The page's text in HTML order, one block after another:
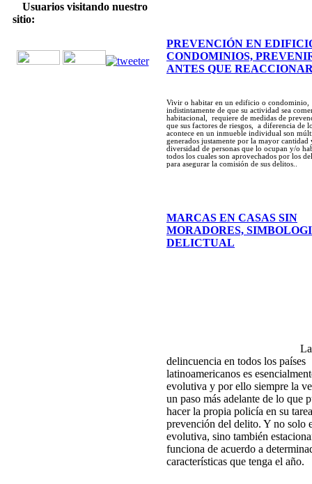
Usuarios visitando nuestro
sitio:
PREVENCIÓN EN
CONDOMINIOS,
ANTES QUE
Vivir o habitar en un edificio o condominio,
indistintamente de que su actividad sea
habitacional, requiere de medidas de
que sus factores de riesgos, a diferencia de
acontece en un inmueble individual son
generados justamente por la mayor cantidad
diversidad de personas que lo ocupan y/o
todos los cuales son aprovechados por los
para asegurar la comisión de sus delitos..
MARCAS EN CASAS SIN
MORADORES,
DELICTUAL
La
delincuencia en todos los países
latinoamericanos es
evolutiva y por ello siempre la
un paso más adelante de lo que
hacer la propia policía en su
prevención del delito. Y no solo
evolutiva, sino también
funciona de acuerdo a
características que tenga el año.